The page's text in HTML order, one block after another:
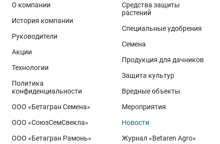
Эти результаты особенно показательны для
условий Приволжского федерального округа. Они
демонстрируют, что потенциал интенсивного сорта
реализуется при грамотном управлении
технологией: сбалансированном минеральном
питании, эффективной защите растений и точном
относится к новому поколению сортов орловского
биотипа озимой пшеницы. Это достижение
департамента селекции и семеноводства «Щёлково
О компании
История компании
Руководители
Акции
Технологии
Политика
конфиденциальности
ООО «Бетагран Семена»
ООО «СоюзСемСвекла»
ООО «Бетагран Рамонь»
Средства защиты
растений
Специальные удобрения
Семена
Продукция для дачников
Защита культур
Вредные объекты
Мероприятия
Новости
Журнал «Betaren Agro»